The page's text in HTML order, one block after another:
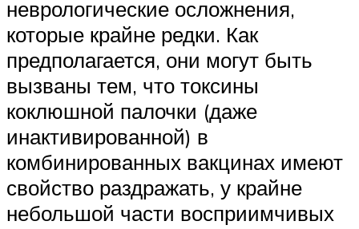
неврологические осложнения,
которые крайне редки. Как
предполагается, они могут быть
вызваны тем, что токсины
коклюшной палочки (даже
инактивированной) в
комбинированных вакцинах имеют
свойство раздражать, у крайне
небольшой части восприимчивых